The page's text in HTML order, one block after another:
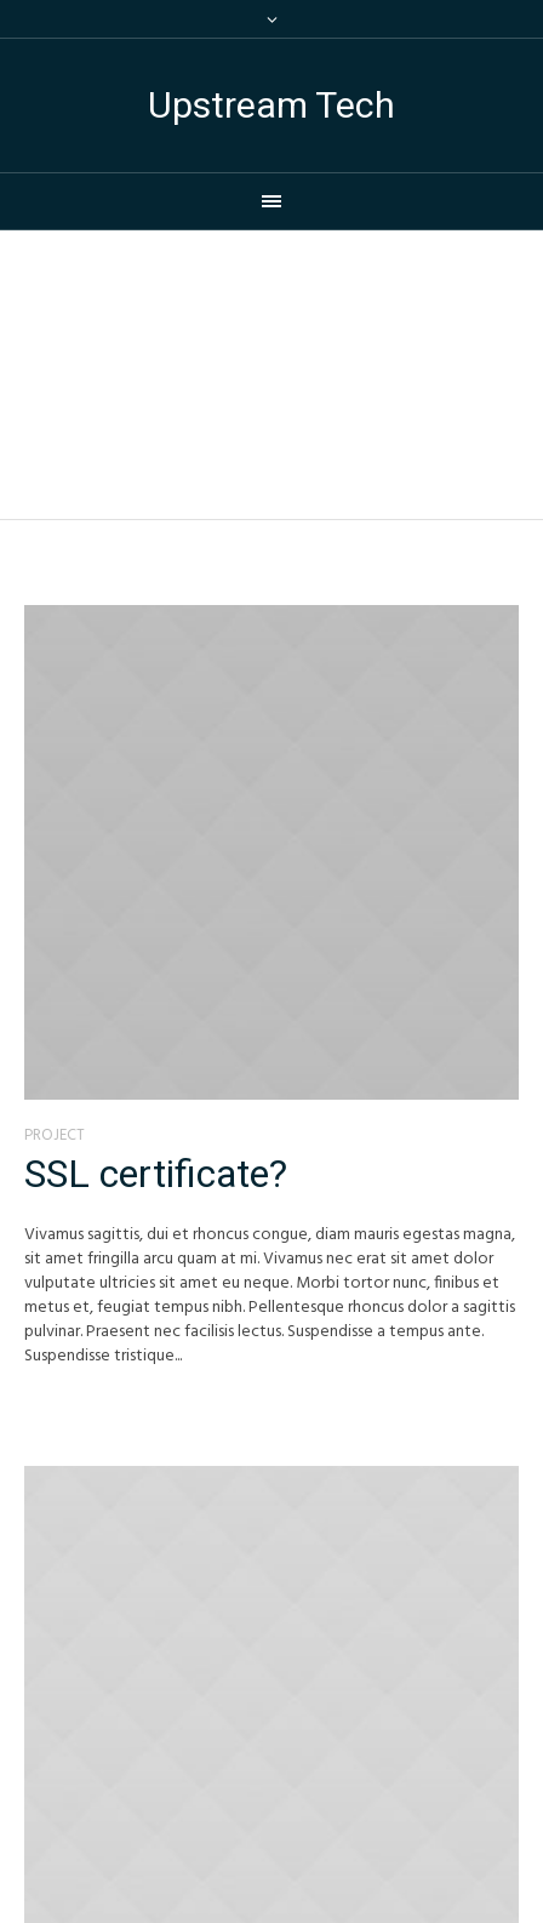
Upstream Tech
PROJECT
SSL certificate?
Vivamus sagittis, dui et rhoncus congue, diam mauris egestas magna,
sit amet fringilla arcu quam at mi. Vivamus nec erat sit amet dolor
vulputate ultricies sit amet eu neque. Morbi tortor nunc, finibus et
metus et, feugiat tempus nibh. Pellentesque rhoncus dolor a sagittis
pulvinar. Praesent nec facilisis lectus. Suspendisse a tempus ante.
Suspendisse tristique...